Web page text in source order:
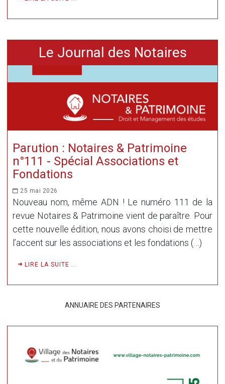
Le Journal des Notaires
Parution : Notaires & Patrimoine
n°111 - Spécial Associations et
Fondations
25 mai 2026
Nouveau nom, même ADN ! Le numéro 111 de la
revue Notaires & Patrimoine vient de paraître. Pour
cette nouvelle édition, nous avons choisi de mettre
l’accent sur les associations et les fondations (…)
LIRE LA SUITE ...
ANNUAIRE DES PARTENAIRES